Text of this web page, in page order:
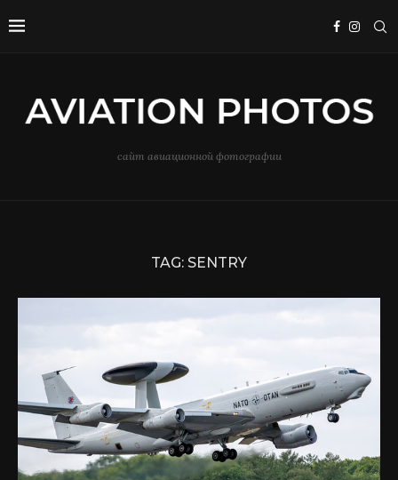
сайт авиационной фотографии
TAG: SENTRY